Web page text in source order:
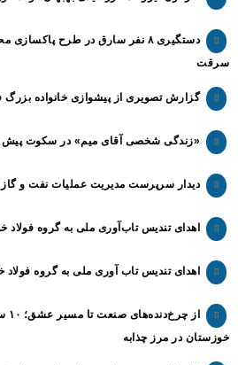
سرقت
گزارش تصویری از پیشوازی خانواده بزرگ
«زندگی شخصی آقای میم» در سکوت پیش
دیدار سرپرست مدیریت عملیات نفت و گاز
اهدای تندیس تاب‌آوری ملی به گروه فولاد
اهدای تندیس تاب آوری ملی به گروه فولاد
خوزستان در مرز چذابه